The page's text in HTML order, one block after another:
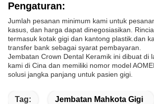
Pengaturan:
Jumlah pesanan minimum kami untuk
kasus, dan harga dapat dinegosiasikan.
termasuk kotak gigi dan kantong plastik.dan
transfer bank sebagai syarat pembayaran.
Jembatan Crown Dental Keramik ini dibuat di
kami di Cina dan memiliki nomor model
solusi jangka panjang untuk pasien gigi.
Tag: Jembatan Mahkota Gigi